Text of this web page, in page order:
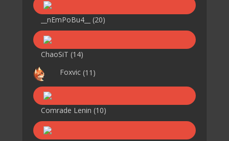
__nEmPoBu4__ (20)
ChaoSiT (14)
Foxvic (11)
Comrade Lenin (10)